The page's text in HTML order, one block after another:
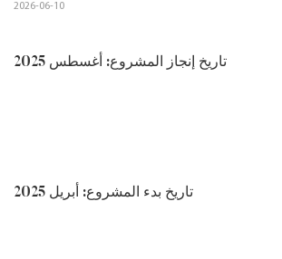
2026-06-10
تاريخ إنجاز المشروع: أغسطس 2025
تاريخ بدء المشروع: أبريل 2025